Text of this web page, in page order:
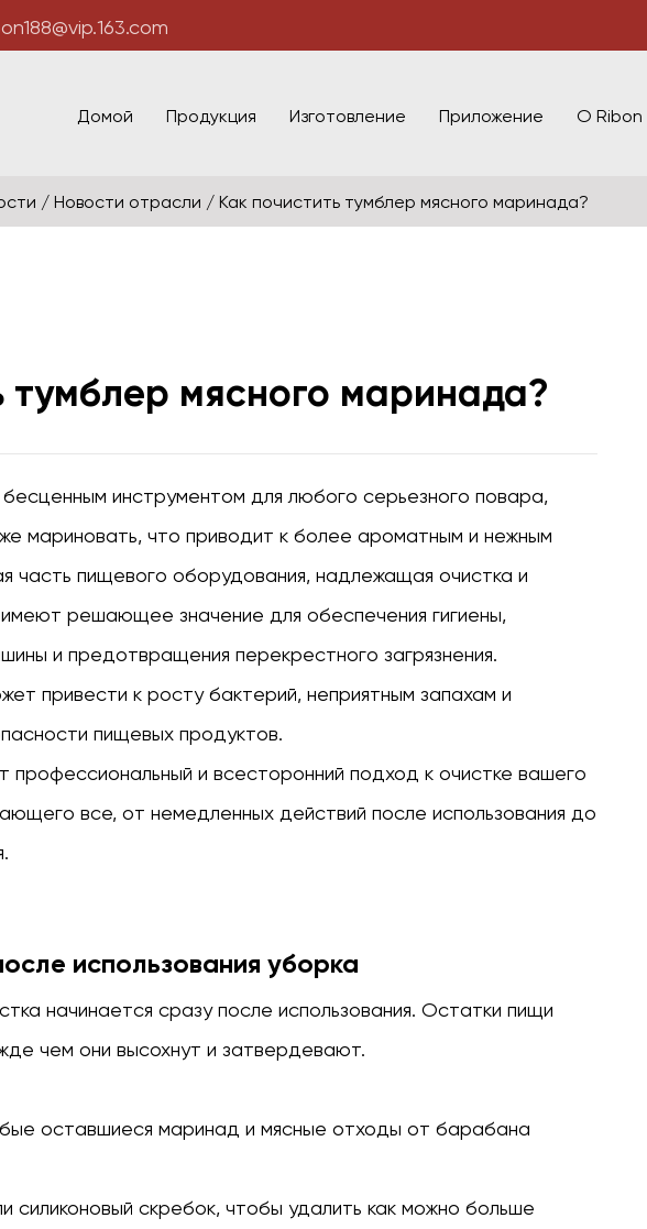
Домой Продукция Изготовление Приложение О Ribon
/ Новости отрасли / Как почистить тумблер мясного маринада?
тумблер мясного маринада?
бесценным инструментом для любого серьезного повара,
мариновать, что приводит к более ароматным и нежным
часть пищевого оборудования, надлежащая очистка и
решающее значение для обеспечения гигиены,
и предотвращения перекрестного загрязнения.
привести к росту бактерий, неприятным запахам и
пищевых продуктов.
профессиональный и всесторонний подход к очистке вашего
все, от немедленных действий после использования до
использования уборка
начинается сразу после использования. Остатки пищи
чем они высохнут и затвердевают.
оставшиеся маринад и мясные отходы от барабана
силиконовый скребок, чтобы удалить как можно больше